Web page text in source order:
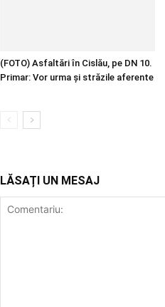
(FOTO) Asfaltări în Cislău, pe DN 10.
Primar: Vor urma și străzile aferente
LĂSAȚI UN MESAJ